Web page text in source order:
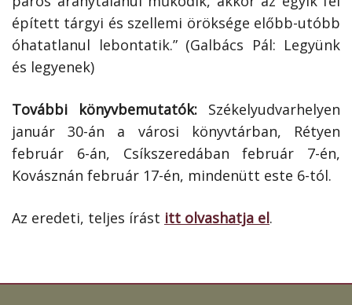
épített tárgyi és szellemi öröksége előbb-utóbb
óhatatlanul lebontatik.” (Galbács Pál: Legyünk
és legyenek)
További könyvbemutatók: Székelyudvarhelyen
január 30-án a városi könyvtárban, Rétyen
február 6-án, Csíkszeredában február 7-én,
Kovásznán február 17-én, mindenütt este 6-tól.
Az eredeti, teljes írást itt olvashatja el.